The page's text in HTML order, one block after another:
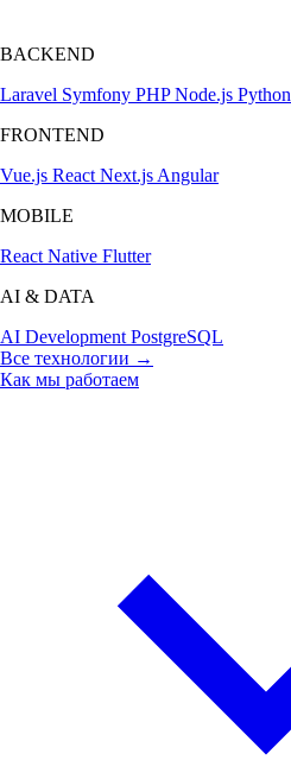
BACKEND
Laravel Symfony PHPNode.js Python
FRONTEND
Vue.js React Next.js Angular
MOBILE
React Native Flutter
AI & DATA
AI Development PostgreSQL
Все технологии →
Как мы работаем